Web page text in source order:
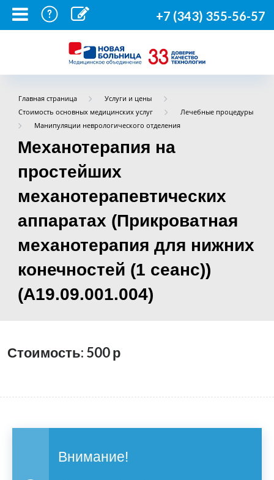
+7 (343) 355-56-57
Главная страница
Услуги и цены
Стоимость основных медицинских услуг
Лечебные процедуры
Манипуляции неврологического отделения
Механотерапия на
простейших
механотерапевтических
аппаратах (Прикроватная
механотерапия для нижних
конечностей (1 сеанс))
(А19.09.001.004)
Стоимость: 500р
Внимание!